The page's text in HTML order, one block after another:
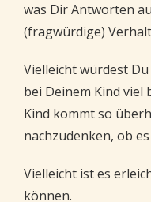
was Dir Antworten
(fragwürdige)
Vielleicht würdest
bei Deinem Kind viel
Kind kommt so
nachzudenken, ob
Vielleicht ist es
können.